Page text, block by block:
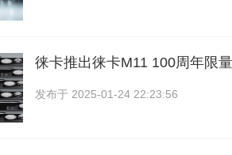
徕卡推出徕卡M11 100周年限
发布于 2025-01-24 22:23:56